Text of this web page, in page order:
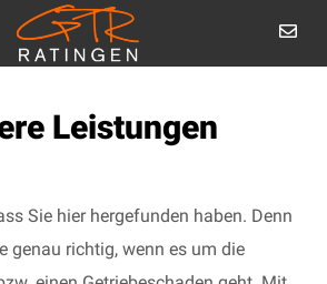
Leistungen
Sie hier hergefunden haben. Denn
genau richtig, wenn es um die